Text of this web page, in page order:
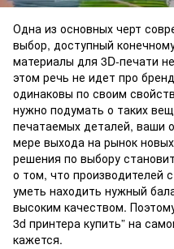
Одна из основных черт
выбор, доступный
материалы для 3D-печати
этом речь не идет про
одинаковы по своим
нужно подумать о таких
печатаемых деталей, ваши
мере выхода на рынок
решения по выбору
о том, что производителей
уметь находить нужный
высоким качеством.
3d принтера купить” на
кажется.